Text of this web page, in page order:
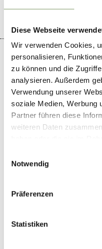
Diese Webseite
Wir verwenden Cookies,
personalisieren,
zu können und die
analysieren. Außerdem
Verwendung unserer
soziale Medien, Werbung
Partner führen diese
weiteren Daten
Notwendig
Präferenzen
Statistiken
+
−